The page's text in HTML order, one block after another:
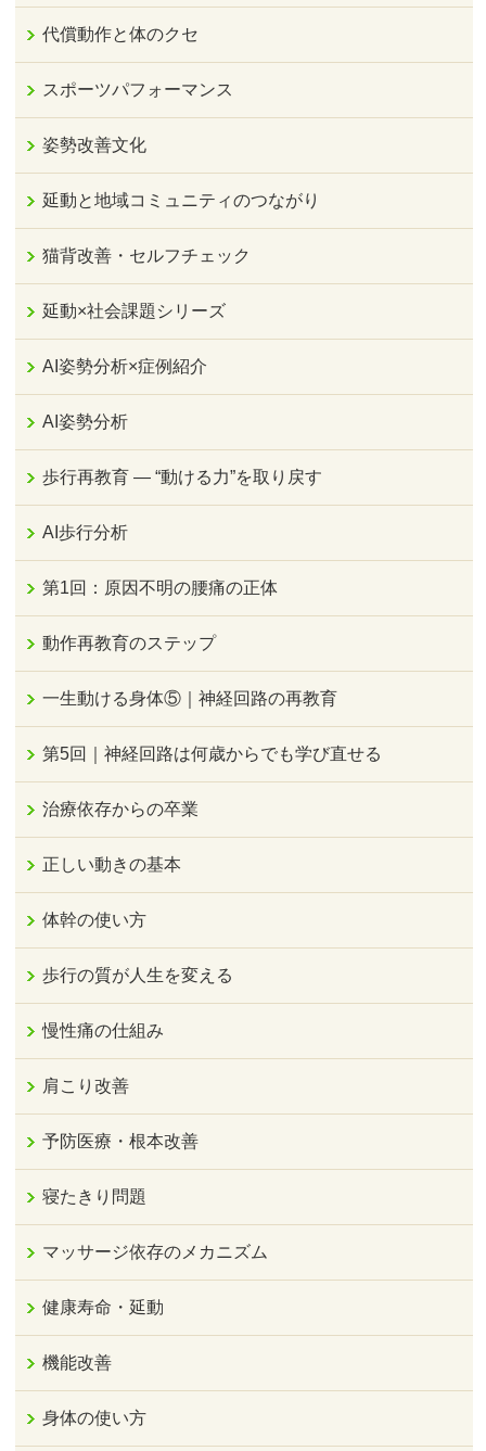
代償動作と体のクセ
スポーツパフォーマンス
姿勢改善文化
延動と地域コミュニティのつながり
猫背改善・セルフチェック
延動×社会課題シリーズ
AI姿勢分析×症例紹介
AI姿勢分析
歩行再教育 ― “動ける力”を取り戻す
AI歩行分析
第1回：原因不明の腰痛の正体
動作再教育のステップ
一生動ける身体⑤｜神経回路の再教育
第5回｜神経回路は何歳からでも学び直せる
治療依存からの卒業
正しい動きの基本
体幹の使い方
歩行の質が人生を変える
慢性痛の仕組み
肩こり改善
予防医療・根本改善
寝たきり問題
マッサージ依存のメカニズム
健康寿命・延動
機能改善
身体の使い方